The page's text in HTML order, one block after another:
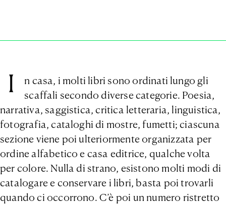
I
n casa, i molti libri sono ordinati lungo gli
scaffali secondo diverse categorie. Poesia,
narrativa, saggistica, critica letteraria, linguistica,
fotografia, cataloghi di mostre, fumetti; ciascuna
sezione viene poi ulteriormente organizzata per
ordine alfabetico e casa editrice, qualche volta
per colore. Nulla di strano, esistono molti modi di
catalogare e conservare i libri, basta poi trovarli
quando ci occorrono. C’è poi un numero ristretto